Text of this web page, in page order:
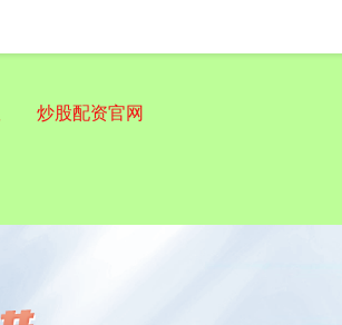
炒股配资官网